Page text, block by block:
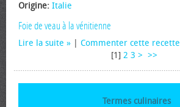
Origine: Italie
Foie de veau à la vénitienne
Lire la suite
Commenter cette recette
[1] 2 3 > >>
Termes culinaires